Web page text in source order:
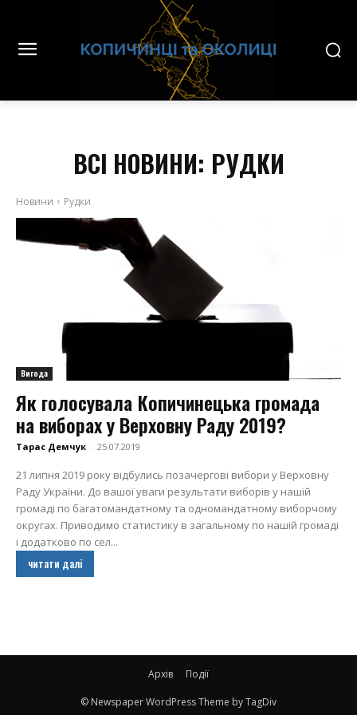
ВСІ НОВИНИ: РУДКИ
Новини Рудки
Вигода
Як голосувала Копичинецька громада
на виборах у Верховну Раду 2019?
Тарас Демчук - 25.07.2019
21 липня 2019 року відбулись позачергові вибори у Верховну
Раду України. До вашої уваги результати виборів у нашій
громаді по багатомандатному та одномандатному виборчому
округах. Приводимо статистику в загальному по нашій громаді
і додатково по сел...
читати далі
Архів Події
© Newspaper WordPress Theme by TagDiv